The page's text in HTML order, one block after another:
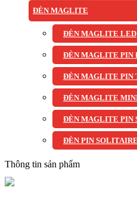
ĐÈN MAGLITE
ĐÈN MAGLITE LED
ĐÈN MAGLITE PIN
ĐÈN MAGLITE PIN
ĐÈN MAGLITE
ĐÈN MAGLITE PIN
ĐÈN PIN SOLITAIRE
Thông tin sản phẩm